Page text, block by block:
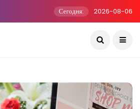
Сегодня: 2026-08-06